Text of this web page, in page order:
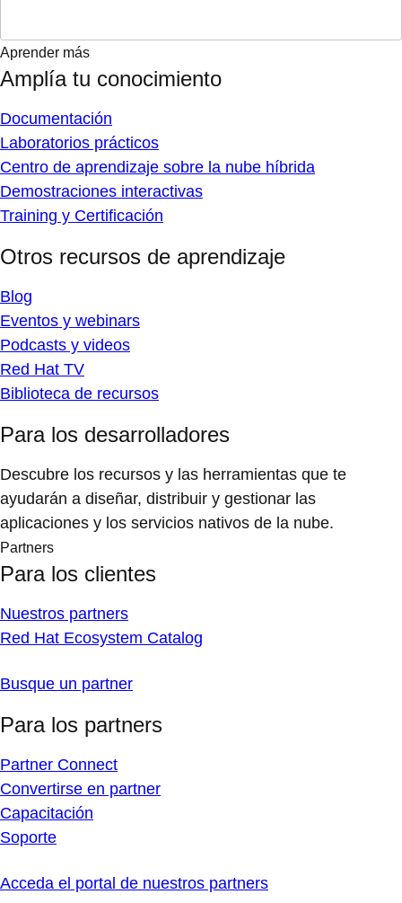
Aprender más
Amplía tu conocimiento
Documentación
Laboratorios prácticos
Centro de aprendizaje sobre la nube híbrida
Demostraciones interactivas
Training y Certificación
Otros recursos de aprendizaje
Blog
Eventos y webinars
Podcasts y videos
Red Hat TV
Biblioteca de recursos
Para los desarrolladores
Descubre los recursos y las herramientas que te
ayudarán a diseñar, distribuir y gestionar las
aplicaciones y los servicios nativos de la nube.
Partners
Para los clientes
Nuestros partners
Red Hat Ecosystem Catalog
Busque un partner
Para los partners
Partner Connect
Convertirse en partner
Capacitación
Soporte
Acceda el portal de nuestros partners